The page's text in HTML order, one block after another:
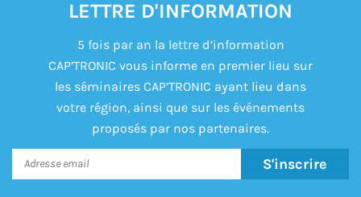
LETTRE D'INFORMATION
5 fois par an la lettre d’information
CAP’TRONIC vous informe en premier lieu sur
les séminaires CAP’TRONIC ayant lieu dans
votre région, ainsi que sur les événements
proposés par nos partenaires.
S'inscrire